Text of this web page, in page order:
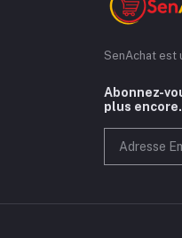
SenAchat est
Abonnez-
plus encore.